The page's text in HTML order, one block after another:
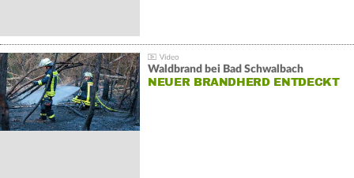
Waldbrand bei Bad Schwalbach
NEUER BRANDHERD ENTDECKT